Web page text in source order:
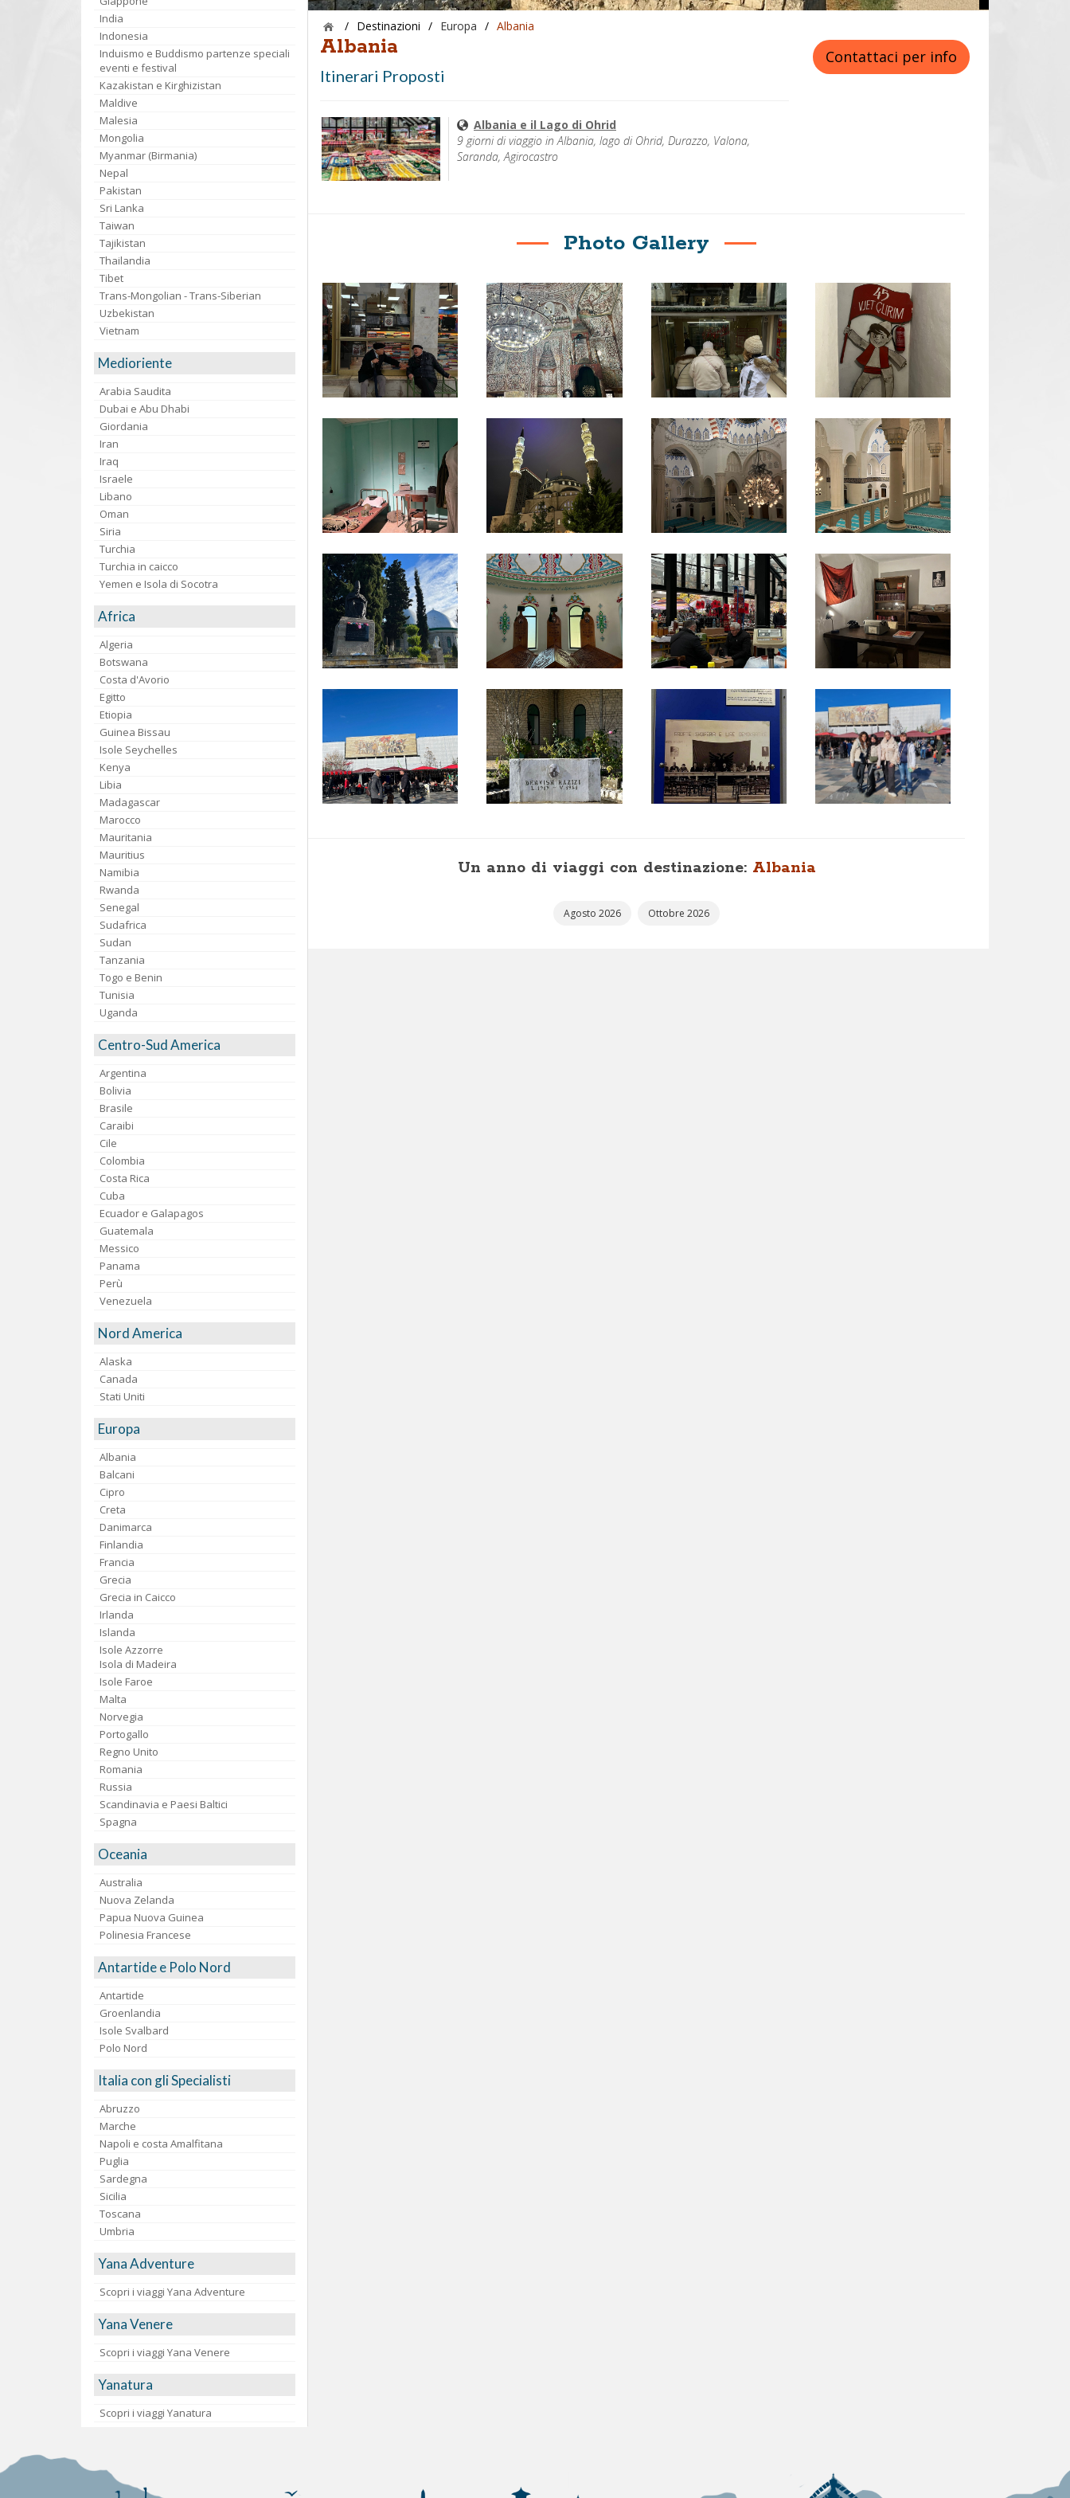
India
Indonesia
Induismo e Buddismo partenze speciali
eventi e festival
Kazakistan e Kirghizistan
Maldive
Malesia
Mongolia
Myanmar (Birmania)
Nepal
Pakistan
Sri Lanka
Taiwan
Tajikistan
Thailandia
Tibet
Trans-Mongolian - Trans-Siberian
Uzbekistan
Vietnam
Medioriente
Arabia Saudita
Dubai e Abu Dhabi
Giordania
Iran
Iraq
Israele
Libano
Oman
Siria
Turchia
Turchia in caicco
Yemen e Isola di Socotra
Africa
Algeria
Botswana
Costa d'Avorio
Egitto
Etiopia
Guinea Bissau
Isole Seychelles
Kenya
Libia
Madagascar
Marocco
Mauritania
Mauritius
Namibia
Rwanda
Senegal
Sudafrica
Sudan
Tanzania
Togo e Benin
Tunisia
Uganda
Centro-Sud America
Argentina
Bolivia
Brasile
Caraibi
Cile
Colombia
Costa Rica
Cuba
Ecuador e Galapagos
Guatemala
Messico
Panama
Perù
Venezuela
Nord America
Alaska
Canada
Stati Uniti
Europa
Albania
Balcani
Cipro
Creta
Danimarca
Finlandia
Francia
Grecia
Grecia in Caicco
Irlanda
Islanda
Isole Azzorre
Isola di Madeira
Isole Faroe
Malta
Norvegia
Portogallo
Regno Unito
Romania
Russia
Scandinavia e Paesi Baltici
Spagna
Oceania
Australia
Nuova Zelanda
Papua Nuova Guinea
Polinesia Francese
Antartide e Polo Nord
Antartide
Groenlandia
Isole Svalbard
Polo Nord
Italia con gli Specialisti
Abruzzo
Marche
Napoli e costa Amalfitana
Puglia
Sardegna
Sicilia
Toscana
Umbria
Yana Adventure
Scopri i viaggi Yana Adventure
Yana Venere
Scopri i viaggi Yana Venere
Yanatura
Scopri i viaggi Yanatura
/ Destinazioni / Europa / Albania
Albania
Itinerari Proposti
Albania e il Lago di Ohrid
9 giorni di viaggio in Albania, lago di Ohrid, Durazzo, Valona,
Saranda, Agirocastro
Contattaci per info
Photo Gallery
Un anno di viaggi con destinazione: Albania
Agosto 2026 Ottobre 2026